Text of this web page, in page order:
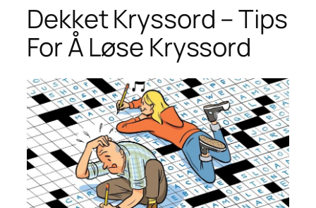
Dekket Kryssord – Tips
For Å Løse Kryssord